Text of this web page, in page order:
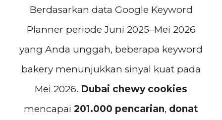
Berdasarkan data Google Keyword
Planner periode Juni 2025–Mei 2026
yang Anda unggah, beberapa keyword
bakery menunjukkan sinyal kuat pada
Mei 2026. Dubai chewy cookies
mencapai 201.000 pencarian, donat